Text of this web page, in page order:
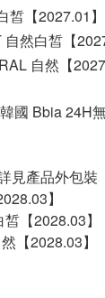
【2027.01】
然白皙【
自然【
國 Bbia 24H
見產品外包裝
】
【2028.03】
【2028.03】